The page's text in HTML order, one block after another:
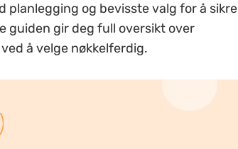
planlegging og bevisste valg for å sikre
guiden gir deg full oversikt over
å velge nøkkelferdig.